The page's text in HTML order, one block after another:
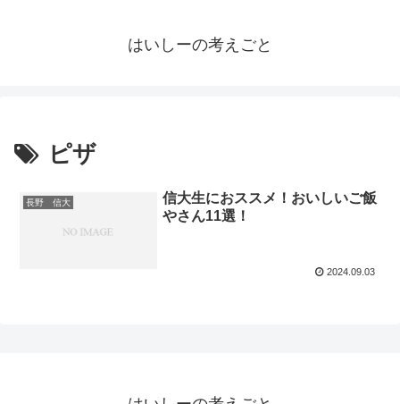
はいしーの考えごと
ピザ
長野 信大
信大生におススメ！おいしいご飯
やさん11選！
2024.09.03